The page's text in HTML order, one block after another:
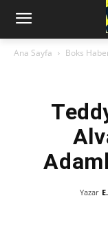
Ana Sayfa Boks
Yazar